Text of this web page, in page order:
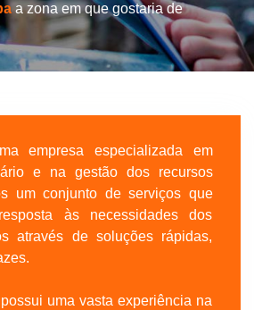
a zona em que gostaria de
empresa especializada em
e na gestão dos recursos
um conjunto de serviços que
às necessidades dos
através de soluções rápidas,
uma vasta experiência na